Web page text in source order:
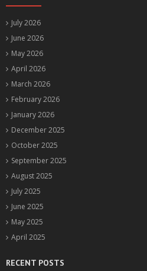
July 2026
June 2026
May 2026
April 2026
March 2026
February 2026
January 2026
December 2025
October 2025
September 2025
August 2025
July 2025
June 2025
May 2025
April 2025
RECENT POSTS